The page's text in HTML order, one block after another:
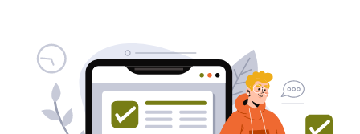
בעל/ת עסק? סוכנות ניהול מוניטין
לקידום, שיווק ופרסום באינטרנט
כאן עבורך!
לפרטים